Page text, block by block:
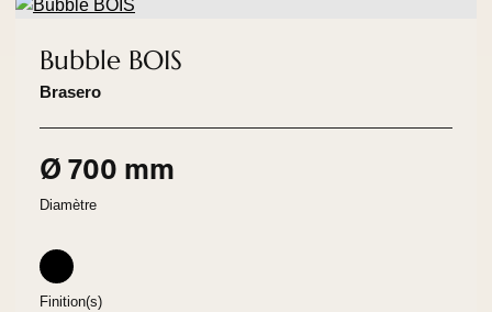
Bubble BOIS
Brasero
Ø 700 mm
Diamètre
Finition(s)